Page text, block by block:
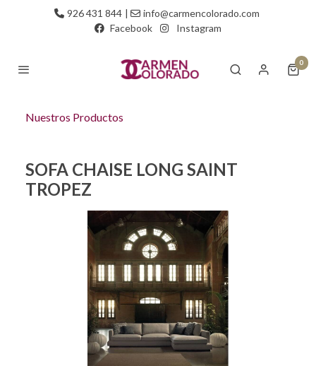
926 431 844 |
info@carmencolorado.com
Facebook
Instagram
0
Nuestros Productos
SOFA CHAISE LONG SAINT
TROPEZ